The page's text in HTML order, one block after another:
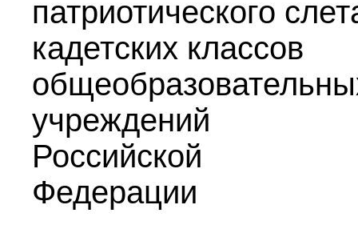
патриотического
кадетских классов
учреждений
Российской
Федерации